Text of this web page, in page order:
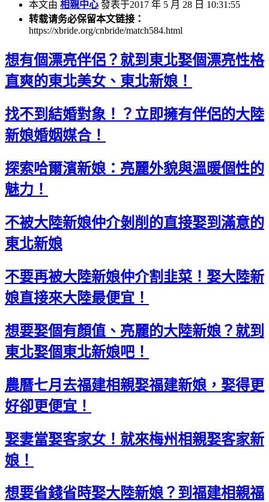
本文由 相親中心 發表于2017 年 5 月 28 日 10:31:55
转载请务必保留本文链接：
https://xbride.org/cnbride/match584.html
想有個漂亮伴侶？就到東北娶個漂亮性格
直爽的東北美女、東北新娘！
找不到結婚對象！？立即擁有伴侶的大陸
新娘婚姻媒合！
探索哈爾濱新娘：亮麗外貌與溫暖個性的
魅力！
不被大陸新娘仲介剝削的直接娶到滿意的
東北新娘
不要再被大陸新娘仲介割韭菜！娶大陸新
娘直接來大陸最便宜！
想要娶個有顏值、亮麗的大陸新娘？就到
東北娶個東北新娘吧！
農曆七月去福建相親娶福建新娘，娶得更
好卻更便宜！
娶妻當娶客家女！就來梅州相親娶客家新
娘！
想要省錢省時娶大陸新娘？到福建相親福